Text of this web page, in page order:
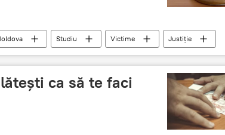
Studiu Victime
Justiţie
ca să te faci